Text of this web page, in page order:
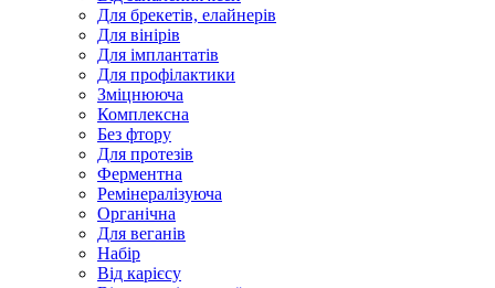
Для брекетів, елайнерів
Для вінірів
Для імплантатів
Для профілактики
Зміцнююча
Комплексна
Без фтору
Для протезів
Ферментна
Ремінералізуюча
Органічна
Для веганів
Набір
Від карієсу